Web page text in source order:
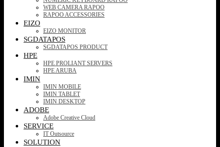
WEB CAMERA RAPOO
RAPOO ACCESSORIES
EIZO
EIZO MONITOR
SGDATAPOS
SGDATAPOS PRODUCT
HPE
HPE PROLIANT SERVERS
HPE ARUBA
IMIN
IMIN MOBILE
IMIN TABLET
IMIN DESKTOP
ADOBE
Adobe Creative Cloud
SERVICE
IT Outsource
SOLUTION